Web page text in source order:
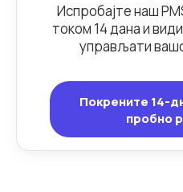
Испробајте наш
током 14 дана и
управљати
Покрените 14-
пробно